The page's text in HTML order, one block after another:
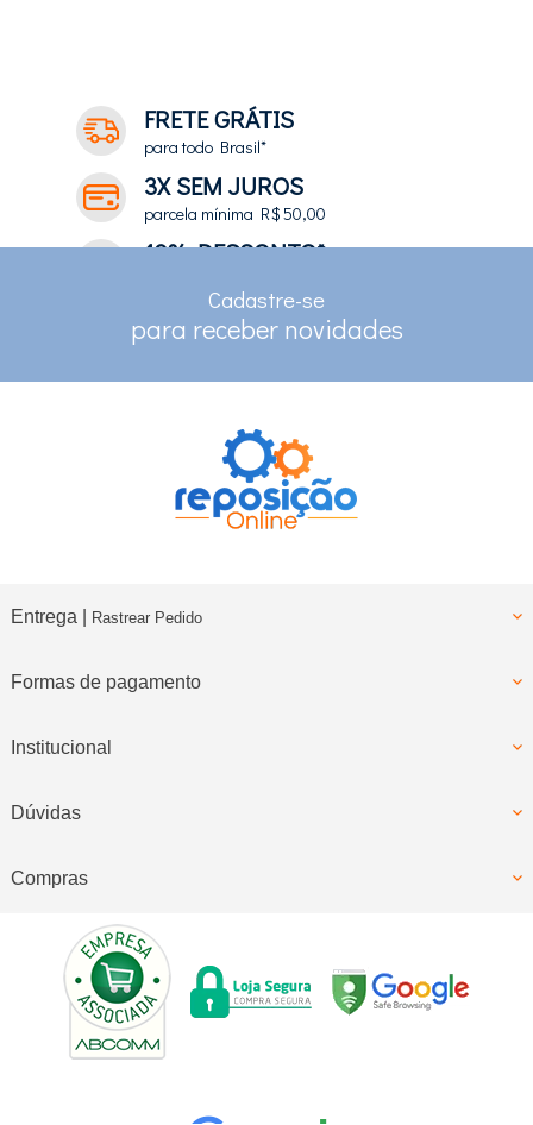
FRETE GRÁTIS
para todo Brasil*
3X SEM JUROS
parcela mínima R$ 50,00
10% DESCONTO*
RASTREAMENTO
Cadastre-se
para receber novidades
Entrega | Rastrear Pedido
Formas de pagamento
Institucional
Dúvidas
Compras